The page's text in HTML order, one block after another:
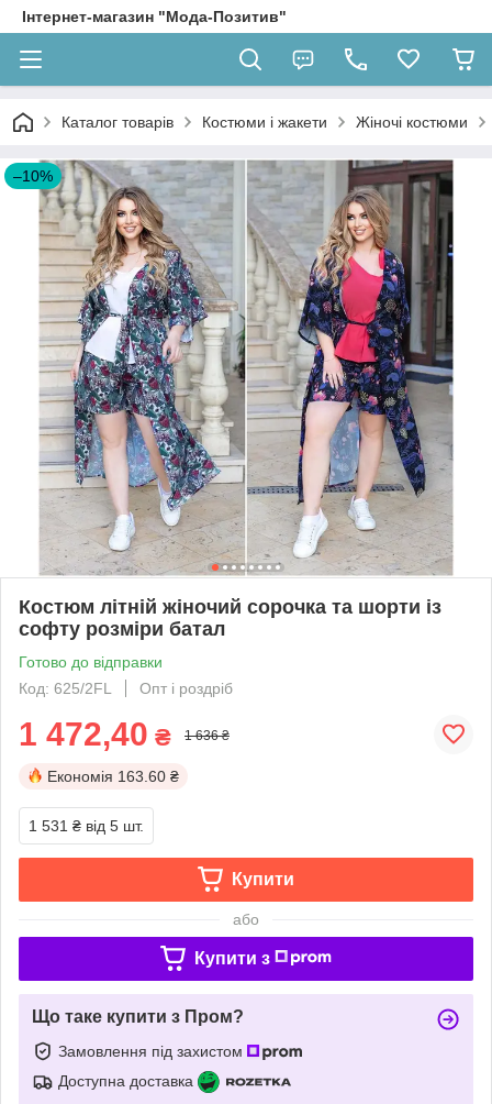
Інтернет-магазин "Мода-Позитив"
Каталог товарів Костюми і жакети Жіночі костюми
–10%
Костюм літній жіночий сорочка та шорти із
софту розміри батал
Готово до відправки
Код: 625/2FL
Опт і роздріб
1 472,40 ₴ 1 636 ₴
Економія 163.60 ₴
1 531 ₴ від 5 шт.
Купити
або
Купити з
Що таке купити з Пром?
Замовлення під захистом
Доступна доставка